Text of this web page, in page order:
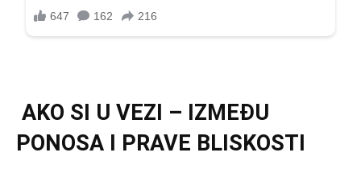
AKO SI U VEZI – IZMEĐU
PONOSA I PRAVE BLISKOSTI